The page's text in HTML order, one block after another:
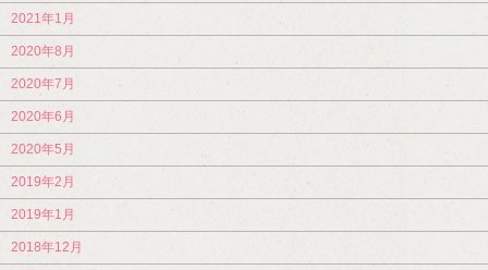
2021年1月
2020年8月
2020年7月
2020年6月
2020年5月
2019年2月
2019年1月
2018年12月